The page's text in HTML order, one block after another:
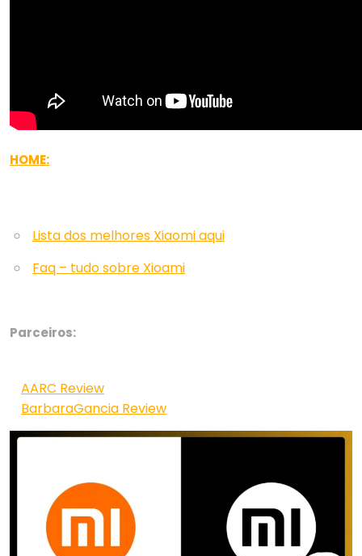
HOME:
Lista dos melhores Xiaomi aqui
Faq – tudo sobre Xioami
Parceiros:
AARC Review
BarbaraGancia Review